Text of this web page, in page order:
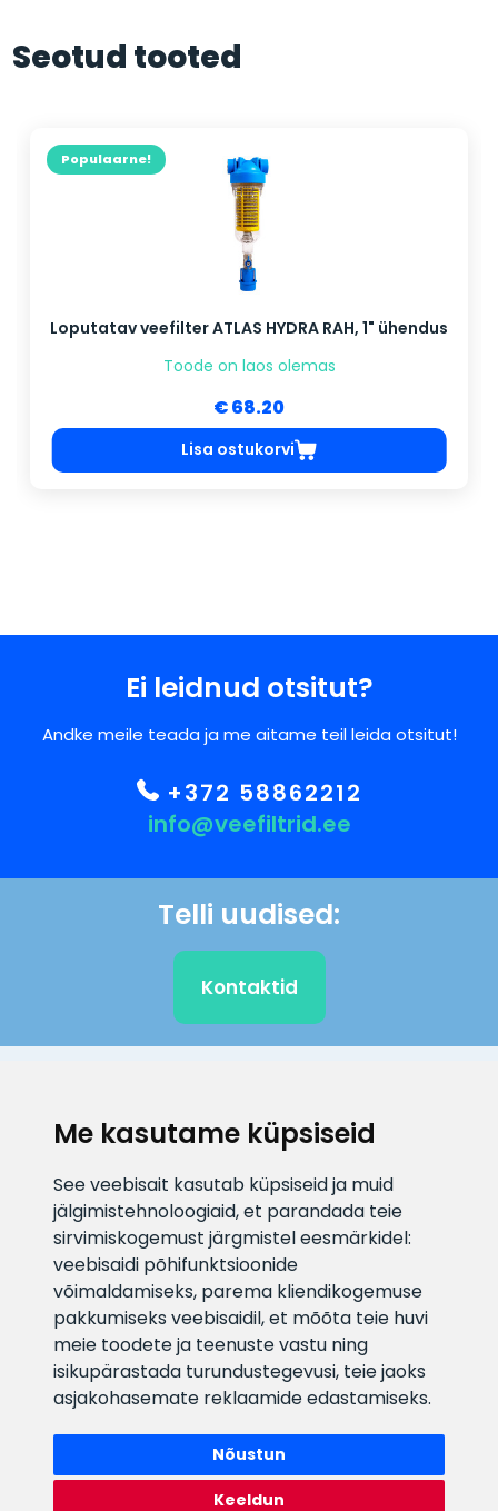
Me kasutame küpsiseid
See veebisait kasutab küpsiseid ja muid
jälgimistehnoloogiaid, et parandada teie
sirvimiskogemust järgmistel eesmärkidel:
veebisaidi põhifunktsioonide
võimaldamiseks, parema kliendikogemuse
pakkumiseks veebisaidil,et mõõta teie huvi
meie toodete ja teenuste vastu ning
isikupärastada turundustegevusi, teie jaoks
asjakohasemate reklaamide edastamiseks.
Nõustun
Keeldun
Seotud tooted
Populaarne!
Loputatav veefilter ATLAS HYDRA RAH, 1" ühendus
Toode on laos olemas
€ 68.20
Lisa ostukorvi
Ei leidnud otsitut?
Andke meile teada ja me aitame teil leida otsitut!
+372 58862212
info@veefiltrid.ee
Telli uudised:
Kontaktid
info@veefiltrid.ee
Infotelefon
+372 58862212
Vaata tööaegu
Reti tee 11, Peetri, 75312 Harju
maakond, Estonia